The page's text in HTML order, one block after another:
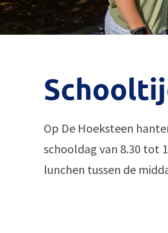
Op De Hoeksteen
schooldag van 8.30 tot
lunchen tussen de